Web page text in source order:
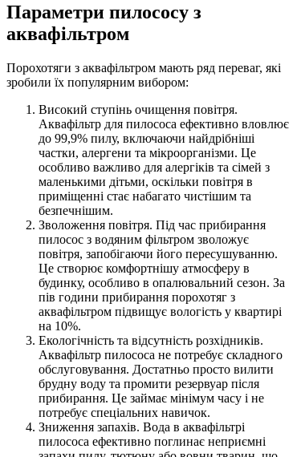
Параметри пилососу з
аквафільтром
Порохотяги з аквафільтром мають ряд переваг, які
зробили їх популярним вибором:
Високий ступінь очищення повітря.
Аквафільтр для пилососа ефективно вловлює
до 99,9% пилу, включаючи найдрібніші
частки, алергени та мікроорганізми. Це
особливо важливо для алергіків та сімей з
маленькими дітьми, оскільки повітря в
приміщенні стає набагато чистішим та
безпечнішим.
Зволоження повітря. Під час прибирання
пилосос з водяним фільтром зволожує
повітря, запобігаючи його пересушуванню.
Це створює комфортнішу атмосферу в
будинку, особливо в опалювальний сезон. За
пів години прибирання порохотяг з
аквафільтром підвищує вологість у квартирі
на 10%.
Екологічність та відсутність розхідників.
Аквафільтр пилососа не потребує складного
обслуговування. Достатньо просто вилити
брудну воду та промити резервуар після
прибирання. Це займає мінімум часу і не
потребує спеціальних навичок.
Зниження запахів. Вода в аквафільтрі
пилососа ефективно поглинає неприємні